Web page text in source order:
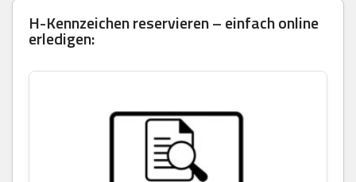
H-Kennzeichen reservieren – einfach online
erledigen: